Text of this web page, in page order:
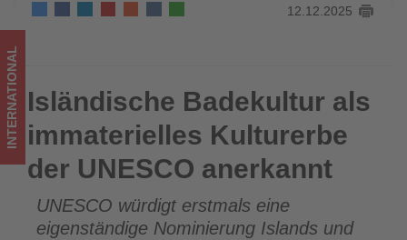
Wissen,
was
im
Tourismus
los
ist!
12.12.2025
Isländische Badekultur als immaterielles Kulturerbe der
UNESCO anerkannt
INTERNATIONAL Isländische Badekultur als
immaterielles Kulturerbe
der UNESCO anerkannt
UNESCO würdigt erstmals eine
eigenständige Nominierung Islands und